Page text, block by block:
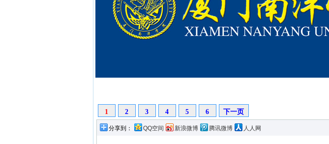
1 2 3 4 5 6 下一页
分享到： QQ空间 新浪微博 腾讯微博 人人网